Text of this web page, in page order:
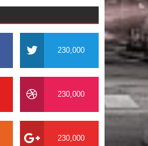
230,000
230,000
230,000